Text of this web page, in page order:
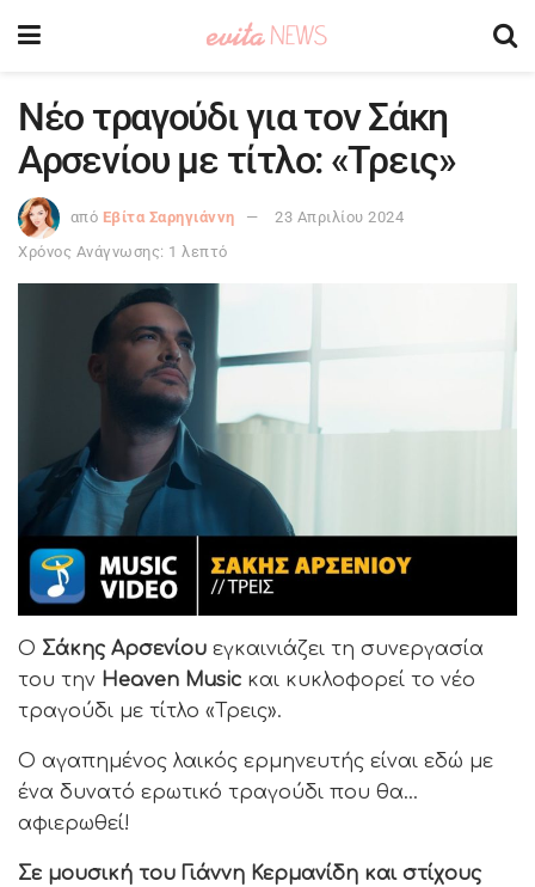
Νέο τραγούδι για τον Σάκη
Αρσενίου με τίτλο: «Τρεις»
από Εβίτα Σαρηγιάννη
23 Απριλίου 2024
Χρόνος Ανάγνωσης: 1 λεπτό
Ο Σάκης Αρσενίου εγκαινιάζει τη συνεργασία
του την Heaven Music και κυκλοφορεί το νέο
τραγούδι με τίτλο «Τρεις».
Ο αγαπημένος λαικός ερμηνευτής είναι εδώ με
ένα δυνατό ερωτικό τραγούδι που θα…
αφιερωθεί!
Σε μουσική του Γιάννη Κερμανίδη και στίχους